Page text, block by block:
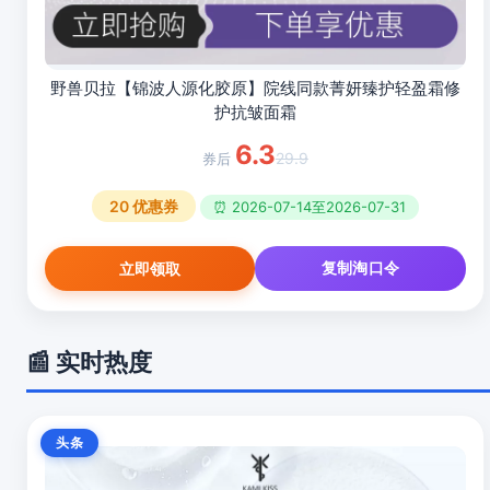
野兽贝拉【锦波人源化胶原】院线同款菁妍臻护轻盈霜修
护抗皱面霜
6.329.9
20优惠券 ⏰ 2026-07-14至2026-07-31
立即领取 复制淘口令
📰 实时热度
头条